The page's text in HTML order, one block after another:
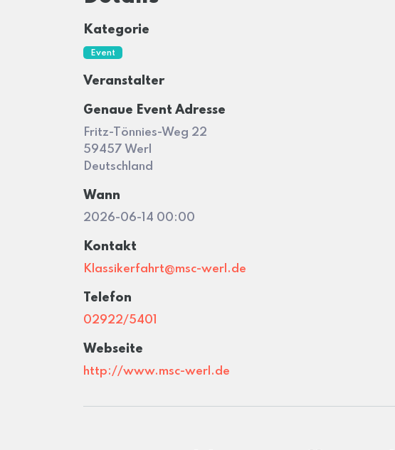
Kategorie
Event
Veranstalter
Genaue Event Adresse
Fritz-Tönnies-Weg 22
59457 Werl
Deutschland
Wann
2026-06-14 00:00
Kontakt
Klassikerfahrt@msc-werl.de
Telefon
02922/5401
Webseite
http://www.msc-werl.de